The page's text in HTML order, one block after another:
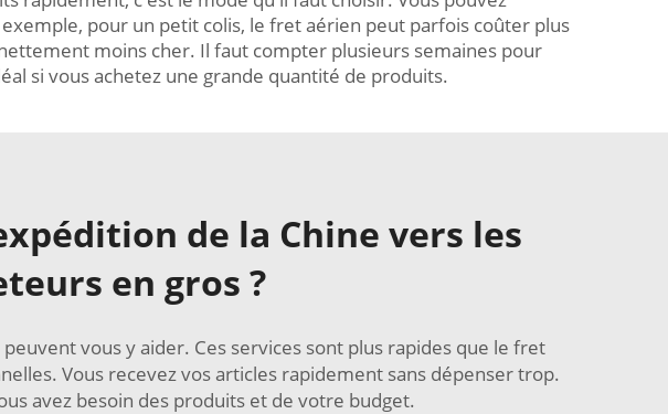
pour un petit colis, le fret aérien peut parfois coûter plus
moins cher. Il faut compter plusieurs semaines pour
si vous achetez une grande quantité de produits.
de la Chine vers les
en gros ?
vous y aider. Ces services sont plus rapides que le fret
Vous recevez vos articles rapidement sans dépenser trop.
avez besoin des produits et de votre budget.